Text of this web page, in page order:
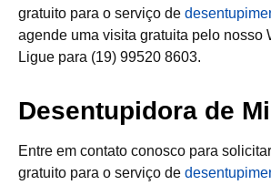
gratuito para o serviço de
agende uma visita gratuita pelo nosso
Ligue para (19) 99520 8603.
Desentupidora de
Entre em contato conosco para
gratuito para o serviço de